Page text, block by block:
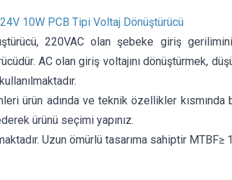
10W PCB Tipi Voltaj Dönüştürücü
220VAC olan şebeke giriş
AC olan giriş voltajını dönüştürmek,
ürün adında ve teknik özellikler
ürünü seçimi yapınız.
Uzun ömürlü tasarıma sahiptir MTBF≥